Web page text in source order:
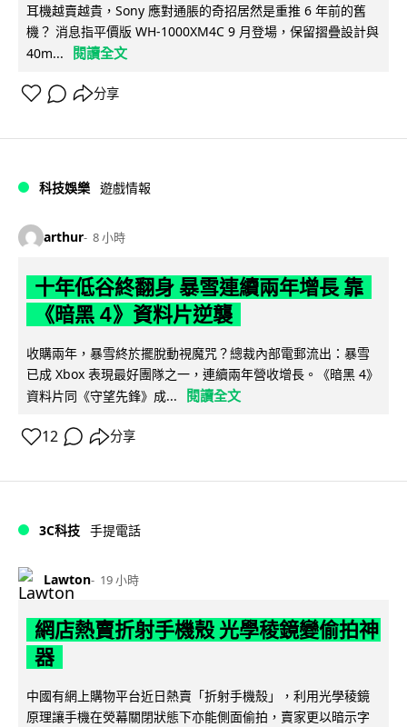
耳機越賣越貴，Sony 應對通脹的奇招居然是重推 6 年前的舊
機？ 消息指平價版 WH-1000XM4C 9 月登場，保留摺疊設計與
40m...
閱讀全文
分享
科技娛樂 遊戲情報
arthur 8 小時
十年低谷終翻身 暴雪連續兩年增長 靠
《暗黑 4》資料片逆襲
收購兩年，暴雪終於擺脫動視魔咒？總裁內部電郵流出：暴雪
已成 Xbox 表現最好團隊之一，連續兩年營收增長。《暗黑 4》
資料片同《守望先鋒》成...
閱讀全文
12 分享
3C科技 手提電話
Lawton 19 小時
網店熱賣折射手機殼 光學稜鏡變偷拍神
器
中國有網上購物平台近日熱賣「折射手機殼」，利用光學稜鏡
原理讓手機在熒幕關閉狀態下亦能側面偷拍，賣家更以暗示字